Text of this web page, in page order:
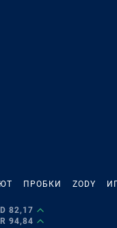
ПРОБКИ ZODY
82,17
94,84